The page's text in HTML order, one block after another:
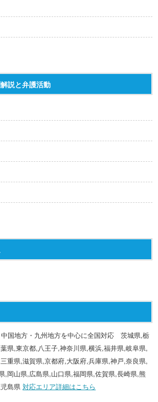
説と弁護活動
国地方・九州地方を中心に全国対応 茨城県,栃
県,東京都,八王子,神奈川県,横浜,福井県,岐阜県,
重県,滋賀県,京都府,大阪府,兵庫県,神戸,奈良県,
,岡山県,広島県,山口県,福岡県,佐賀県,長崎県,熊
児島県対応エリア詳細はこちら